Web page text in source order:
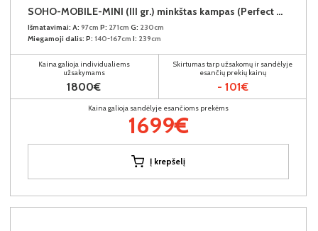
SOHO-MOBILE-MINI (III gr.) minkštas kampas (Perfect Harmony-04) K
Išmatavimai: A: 97cm P: 271cm G: 230cm
Miegamoji dalis: P: 140-167cm I: 239cm
Kaina galioja individualiems
užsakymams
1800€
Skirtumas tarp užsakomų ir sandėlyje
esančių prekių kainų
- 101€
Kaina galioja sandėlyje esančioms prekėms
1699€
Į krepšelį